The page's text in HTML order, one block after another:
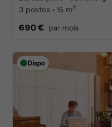
3 postes • 15 m2
690 € par mois
Dispo